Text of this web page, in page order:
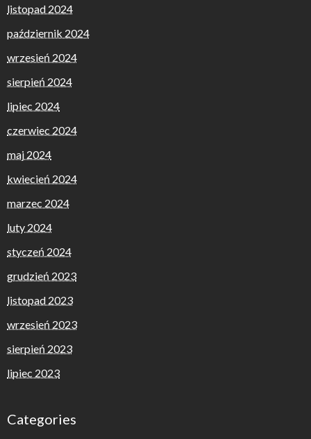
listopad 2024
październik 2024
wrzesień 2024
sierpień 2024
lipiec 2024
czerwiec 2024
maj 2024
kwiecień 2024
marzec 2024
luty 2024
styczeń 2024
grudzień 2023
listopad 2023
wrzesień 2023
sierpień 2023
lipiec 2023
Categories